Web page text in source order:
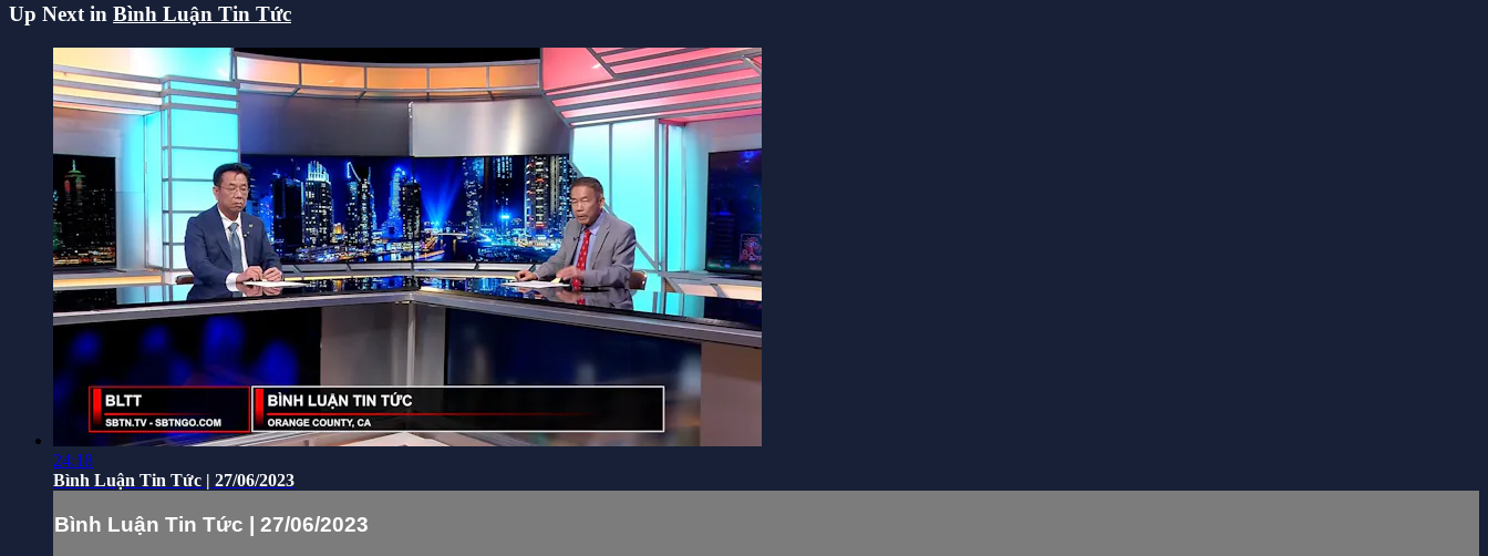
Up Next in Bình Luận Tin Tức
24:18
Bình Luận Tin Tức | 27/06/2023
Bình Luận Tin Tức | 27/06/2023